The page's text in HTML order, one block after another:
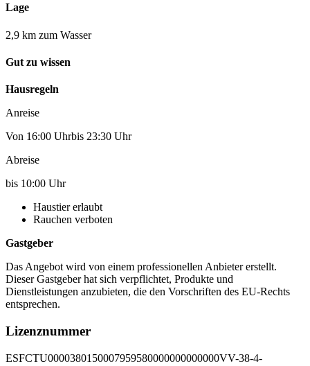
Lage
2,9 km zum Wasser
Gut zu wissen
Hausregeln
Anreise
Von 16:00 Uhrbis 23:30 Uhr
Abreise
bis 10:00 Uhr
Haustier erlaubt
Rauchen verboten
Gastgeber
Das Angebot wird von einem professionellen Anbieter erstellt.
Dieser Gastgeber hat sich verpflichtet, Produkte und
Dienstleistungen anzubieten, die den Vorschriften des EU-Rechts
entsprechen.
Lizenznummer
ESFCTU0000380150007959580000000000000VV-38-4-